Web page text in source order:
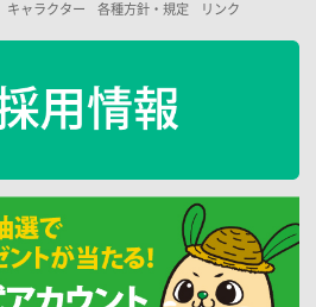
キャラクター 各種方針・規定 リンク